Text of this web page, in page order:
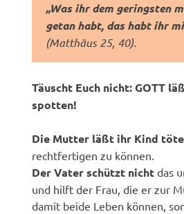
„Was ihr dem geringsten
getan habt, das habt ihr
(Matthäus 25, 40).
Täuscht Euch nicht: GOTT
spotten!
Die Mutter läßt ihr Kind
rechtfertigen zu können.
Der Vater schützt nicht das
und hilft der Frau, die er zur
damit beide Leben können,